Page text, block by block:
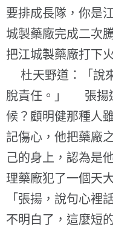
要排成長隊，你是
城製藥廠完成二次
把江城製藥廠打下
杜天野道：「說
脫責任。」 張揚
候？顧明健那種人
記傷心，他把藥廠
己的身上，認為是
理藥廠犯了一個天
「張揚，說句心裡
不明白了，這麼短